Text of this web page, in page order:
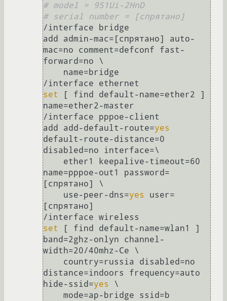
# model = 951Ui-2HnD
# serial number = [спрятано]
/interface bridge
add admin-mac=[спрятано] auto-
mac=no comment=defconf fast-
forward=no \
set
[ find default-name=ether2 ]
name=ether2-master
/interface pppoe-client
add add-default-route=yes
default-route-distance=0
disabled=no interface=\
name=pppoe-out1 password=
[спрятано] \
    use-peer-dns=
yes
user=
[спрятано]
set
[ find default-name=wlan1 ]
band=2ghz-onlyn channel-
width=20/40mhz-Ce \
distance=indoors frequency=auto
hide-ssid=yes
\